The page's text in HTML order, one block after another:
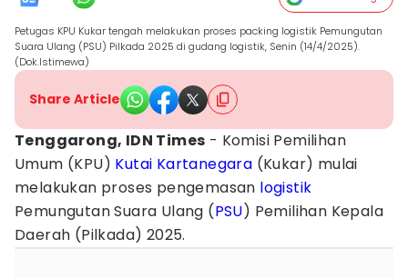
Petugas KPU Kukar tengah melakukan proses packing logistik Pemungutan
Suara Ulang (PSU) Pilkada 2025 di gudang logistik, Senin (14/4/2025).
(Dok.Istimewa)
Share Article
Tenggarong, IDN Times - Komisi Pemilihan
Umum (KPU) Kutai Kartanegara (Kukar) mulai
melakukan proses pengemasan logistik
Pemungutan Suara Ulang (PSU) Pemilihan Kepala
Daerah (Pilkada) 2025.